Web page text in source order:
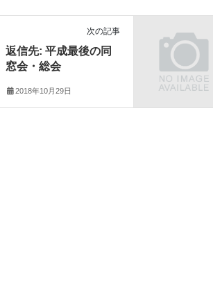
次の記事
返信先: 平成最後の同
窓会・総会
2018年10月29日